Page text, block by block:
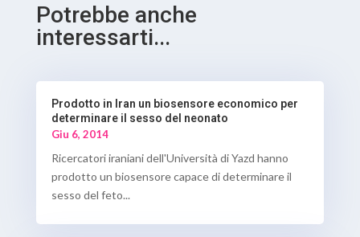
Potrebbe anche
interessarti...
Prodotto in Iran un biosensore economico per
determinare il sesso del neonato
Giu 6, 2014
Ricercatori iraniani dell'Università di Yazd hanno
prodotto un biosensore capace di determinare il
sesso del feto...